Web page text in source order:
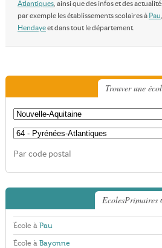
Atlantiques, ainsi que des infos et des
par exemple les établissements scolaires à Pau
Hendayeet dans tout le département.
Trouver une
Par code postal
EcolesPrimaires
École à Pau
École à Bayonne